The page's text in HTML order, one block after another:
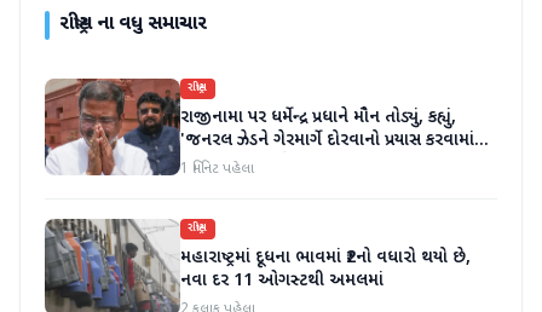
રાષ્ટ્રીયના વધુ સમાચાર
રાષ્ટ્રીય
રાજીનામા પર ધર્મેન્દ્ર પ્રધાને મૌન તોડ્યું, કહ્યું,
'જનરલ ઝેડને ગેરમાર્ગે દોરવાનો પ્રયાસ કરવામાં
આવ્યો, મારા માટે પદ મહત્વનું નથી'
1 મિનિટ પહેલા
રાષ્ટ્રીય
મહારાષ્ટ્રમાં દૂધના ભાવમાં ₹2નો વધારો થયો છે,
નવા દર 11 ઓગસ્ટથી અમલમાં